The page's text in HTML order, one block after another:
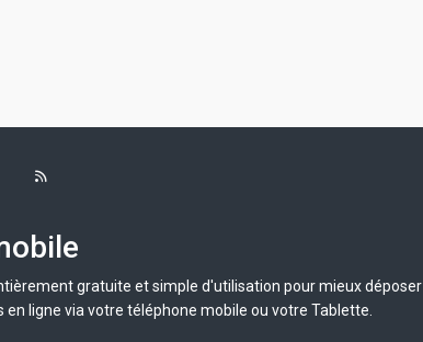
gratuite et simple d'utilisation pour mieux déposer
ligne via votre téléphone mobile ou votre Tablette.